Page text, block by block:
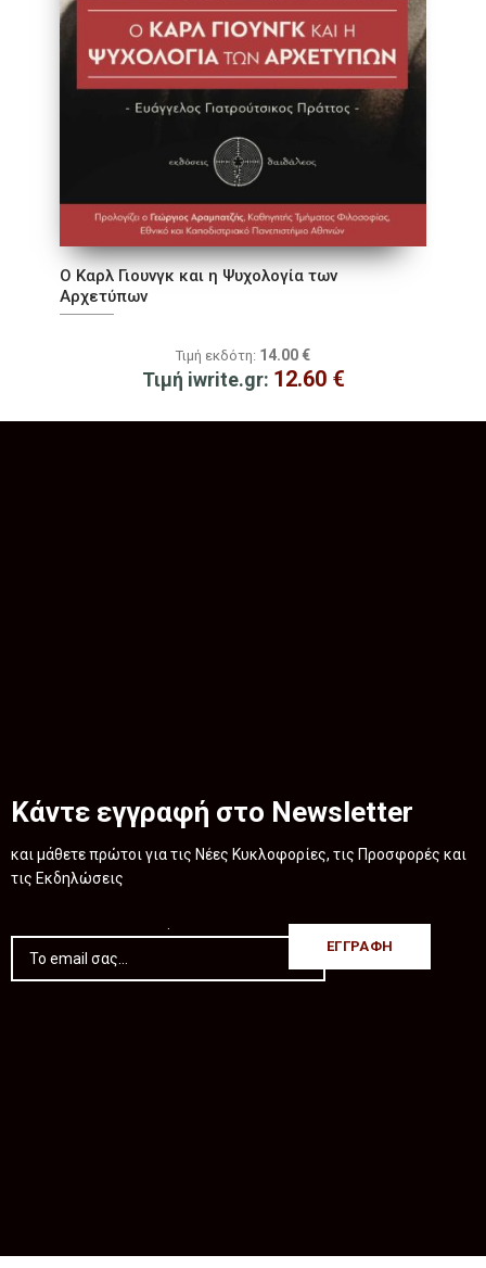
Ο Καρλ Γιουνγκ και η Ψυχολογία των
Αρχετύπων
Τιμή εκδότη: 14.00 €
Τιμή iwrite.gr: 12.60 €
Κάντε εγγραφή στο Newsletter
και μάθετε πρώτοι για τις Νέες Κυκλοφορίες, τις Προσφορές και
τις Εκδηλώσεις